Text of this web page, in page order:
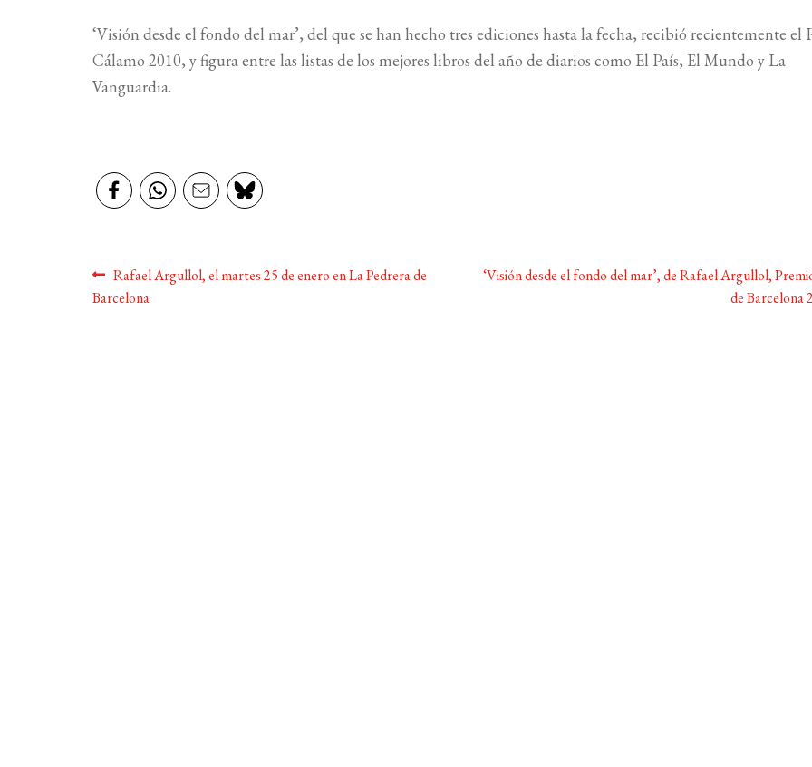
‘Visión desde el fondo del mar’, del que se han hecho tres ediciones hasta la fecha, recibió recientemente el
Cálamo 2010, y figura entre las listas de los mejores libros del año de diarios como El País, El Mundo y La
Vanguardia.
Navegación
de
Anterior:
Rafael Argullol, el martes 25 de enero en La Pedrera de
Barcelona
Siguiente:
‘Visión desde el fondo del mar’, de Rafael Argullol,
de Barcelona